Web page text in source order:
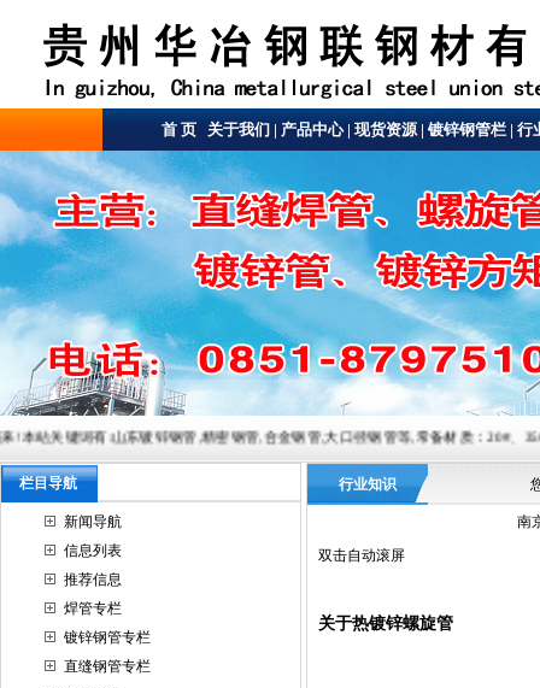
首 页 关于我们 | 产品中心| 现货资源| 镀锌钢管栏 | 行
站关键词有:山东镀锌钢管,精密钢管,合金钢管,大口径钢管等,常备材质：20#、
栏目导航
新闻导航
信息列表
推荐信息
焊管专栏
镀锌钢管专栏
直缝钢管专栏
行业知识
南
双击自动滚屏
关于热镀锌螺旋管